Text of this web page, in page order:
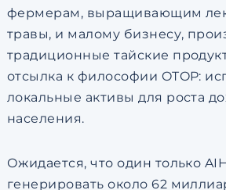
фермерам, выращивающим
травы, и малому бизнесу,
традиционные тайские
отсылка к философии OTOP:
локальные активы для роста
населения.
Ожидается, что один только
генерировать около 62